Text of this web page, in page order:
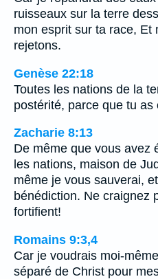
ruisseaux sur la terre
mon esprit sur ta race, Et
rejetons.
Genèse 22:18
Toutes les nations de la
postérité, parce que tu as
Zacharie 8:13
De même que vous avez
les nations, maison de
même je vous sauverai,
bénédiction. Ne craignez
fortifient!
Romains 9:3,4
Car je voudrais moi-
séparé de Christ pour